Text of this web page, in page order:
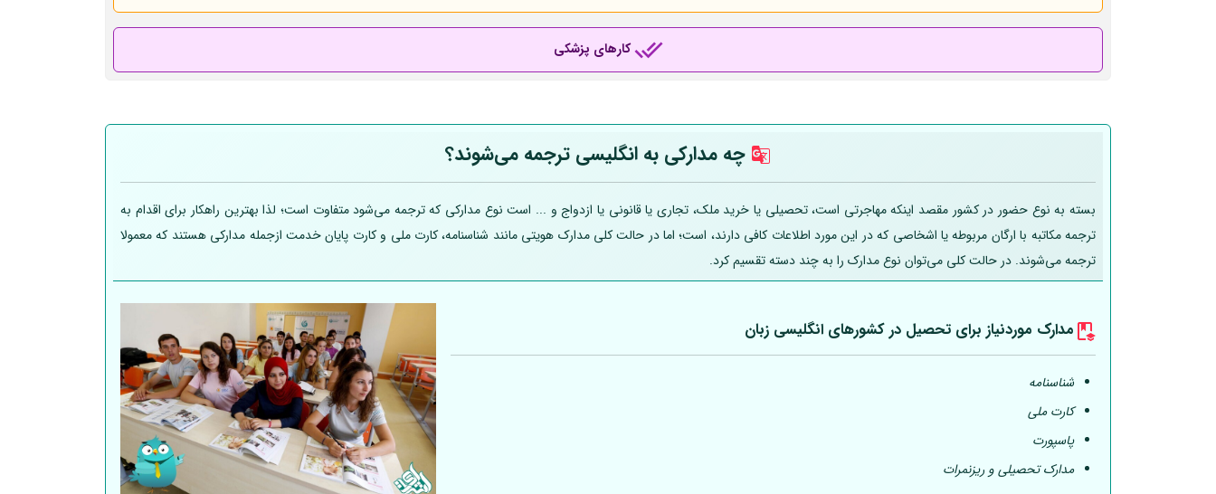
کارهای پزشکی
چه مدارکی به انگلیسی ترجمه می‌شوند؟
بسته به نوع حضور در کشور مقصد اینکه مهاجرتی است، تحصیلی یا خرید ملک، تجاری یا قانونی یا ازدواج و ... است نوع مدارکی که ترجمه می‌شود متفاوت است؛ لذا بهترین راهکار برای اقدام به
ترجمه مکاتبه با ارگان مربوطه یا اشخاصی که در این مورد اطلاعات کافی دارند، است؛ اما در حالت کلی مدارک هویتی مانند شناسنامه، کارت ملی و کارت پایان خدمت ازجمله مدارکی هستند که معمولا
ترجمه می‌شوند. در حالت کلی می‌توان نوع مدارک را به چند دسته تقسیم کرد.
مدارک موردنیاز برای تحصیل در کشورهای انگلیسی زبان
شناسنامه
کارت ملی
پاسپورت
مدارک تحصیلی و ریزنمرات